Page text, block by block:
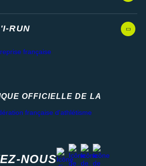
RUN
OFFICIELLE DE LA
NOUS
instagram
facebook
stravayoutube